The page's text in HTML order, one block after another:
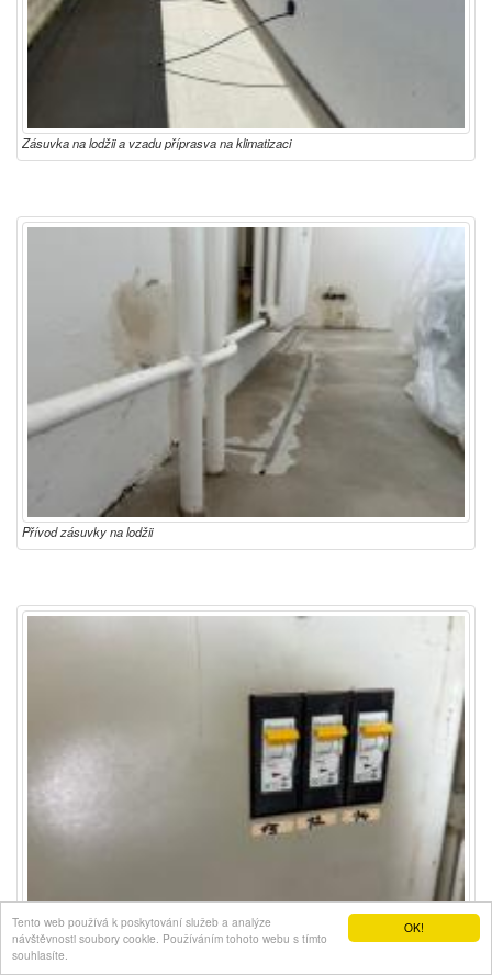
OK!
Tento web používá k poskytování služeb a analýze
návštěvnosti soubory cookie. Používáním tohoto webu s tímto
souhlasíte.
Zásuvka na lodžii a vzadu příprasva na klimatizaci
Přívod zásuvky na lodžii